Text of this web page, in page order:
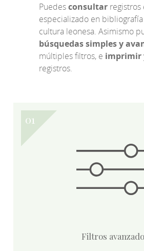
Puedesconsultar
especializado en
cultura leonesa. Asimismo
búsquedas simples y
múltiples filtros, e imprimir
registros.
Filtros